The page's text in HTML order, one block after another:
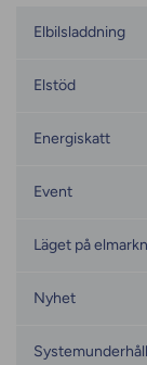
Elbilsladdning
Elstöd
Energiskatt
Event
Läget på
Nyhet
Systemunderhåll